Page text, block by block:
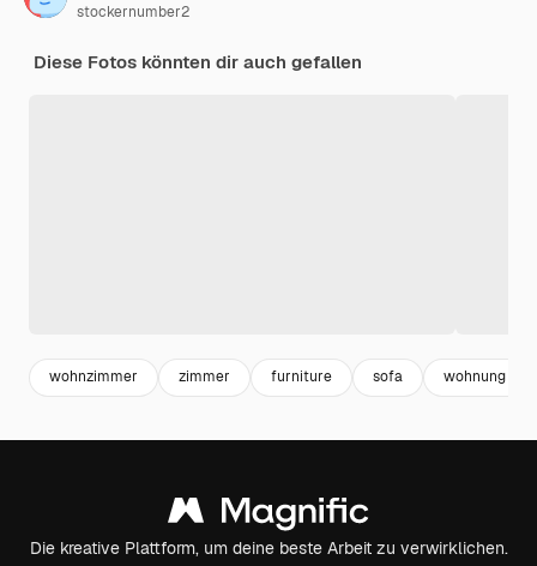
stockernumber2
Diese Fotos könnten dir auch gefallen
wohnzimmer zimmer furniture sofa wohnung
Die kreative Plattform, um deine beste Arbeit zu verwirklichen.